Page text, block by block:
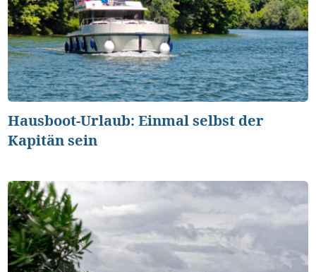
Hausboot-Urlaub: Einmal selbst der
Kapitän sein